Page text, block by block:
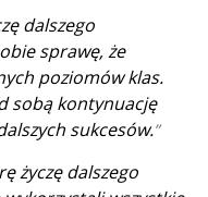
dalszego
sprawę, że
poziomów klas.
sobą kontynuację
sukcesów.
życzę dalszego